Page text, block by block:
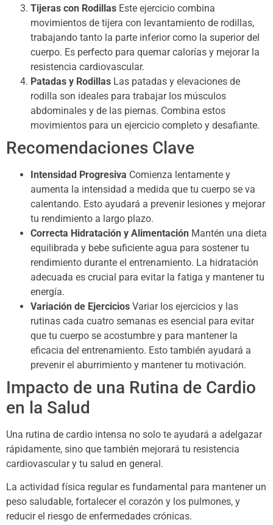
Tijeras con Rodillas Este ejercicio combina
movimientos de tijera con levantamiento de rodillas,
trabajando tanto la parte inferior como la superior del
cuerpo. Es perfecto para quemar calorías y mejorar la
resistencia cardiovascular.
Patadas y Rodillas Las patadas y elevaciones de
rodilla son ideales para trabajar los músculos
abdominales y de las piernas. Combina estos
movimientos para un ejercicio completo y desafiante.
Recomendaciones Clave
Intensidad Progresiva Comienza lentamente y
aumenta la intensidad a medida que tu cuerpo se va
calentando. Esto ayudará a prevenir lesiones y mejorar
tu rendimiento a largo plazo.
Correcta Hidratación y Alimentación Mantén una dieta
equilibrada y bebe suficiente agua para sostener tu
rendimiento durante el entrenamiento. La hidratación
adecuada es crucial para evitar la fatiga y mantener tu
energía.
Variación de Ejercicios Variar los ejercicios y las
rutinas cada cuatro semanas es esencial para evitar
que tu cuerpo se acostumbre y para mantener la
eficacia del entrenamiento. Esto también ayudará a
prevenir el aburrimiento y mantener tu motivación.
Impacto de una Rutina de Cardio
en la Salud
Una rutina de cardio intensa no solo te ayudará a adelgazar
rápidamente, sino que también mejorará tu resistencia
cardiovascular y tu salud en general.
La actividad física regular es fundamental para mantener un
peso saludable, fortalecer el corazón y los pulmones, y
reducir el riesgo de enfermedades crónicas.